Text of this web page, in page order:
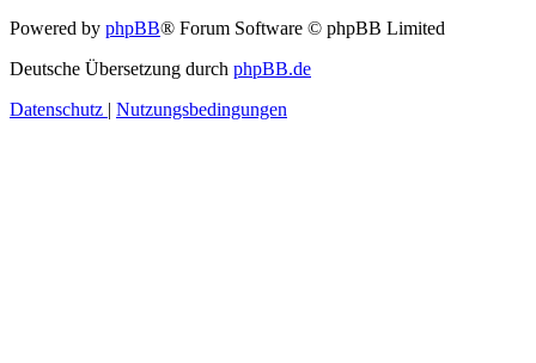
Powered by phpBB® Forum Software © phpBB Limited
Deutsche Übersetzung durch phpBB.de
Datenschutz | Nutzungsbedingungen